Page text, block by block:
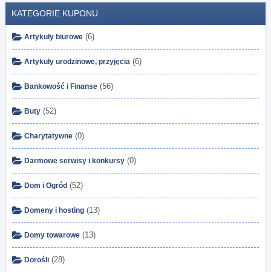
KATEGORIE KUPONU
Artykuły biurowe (6)
Artykuły urodzinowe, przyjęcia (6)
Bankowość i Finanse (56)
Buty (52)
Charytatywne (0)
Darmowe serwisy i konkursy (0)
Dom i Ogród (52)
Domeny i hosting (13)
Domy towarowe (13)
Dorośli (28)